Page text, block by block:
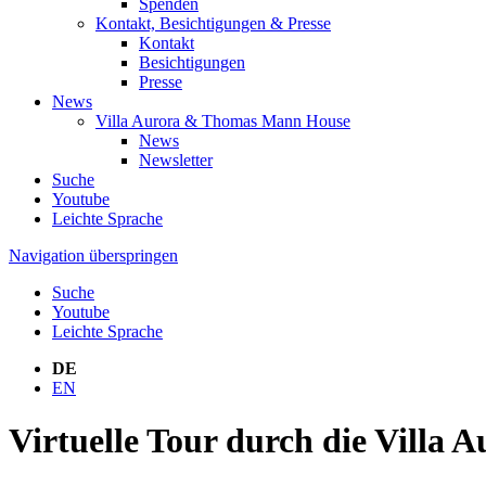
Spenden
Kontakt, Besichtigungen & Presse
Kontakt
Besichtigungen
Presse
News
Villa Aurora & Thomas Mann House
News
Newsletter
Suche
Youtube
Leichte Sprache
Navigation überspringen
Suche
Youtube
Leichte Sprache
DE
EN
Virtuelle Tour durch die Villa